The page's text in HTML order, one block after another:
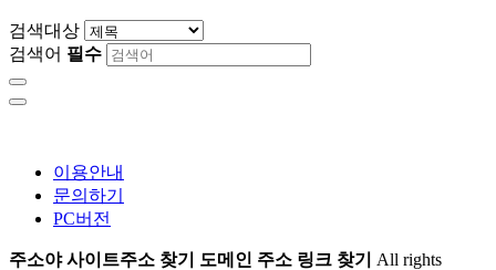
검색대상
검색어 필수
이용안내
문의하기
PC버전
주소야 사이트주소 찾기 도메인 주소 링크 찾기 All rights